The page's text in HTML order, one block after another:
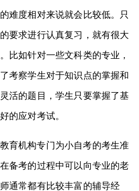
难度相对来说就会比较低。只
要求进行认真复习，就有很大
比如针对一些文科类的专业，
考察学生对于知识点的掌握和
活的题目，学生只要掌握了基
的应对考试。
育机构专门为小自考的考生准
备考的过程中可以向专业的老
通常都有比较丰富的辅导经